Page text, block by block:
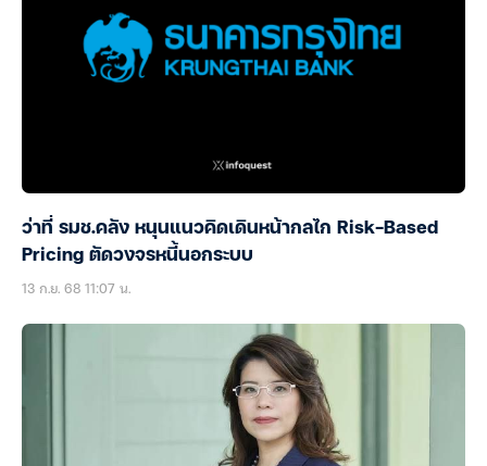
ว่าที่ รมช.คลัง หนุนแนวคิดเดินหน้ากลไก Risk-Based
Pricing ตัดวงจรหนี้นอกระบบ
13 ก.ย. 68 11:07 น.